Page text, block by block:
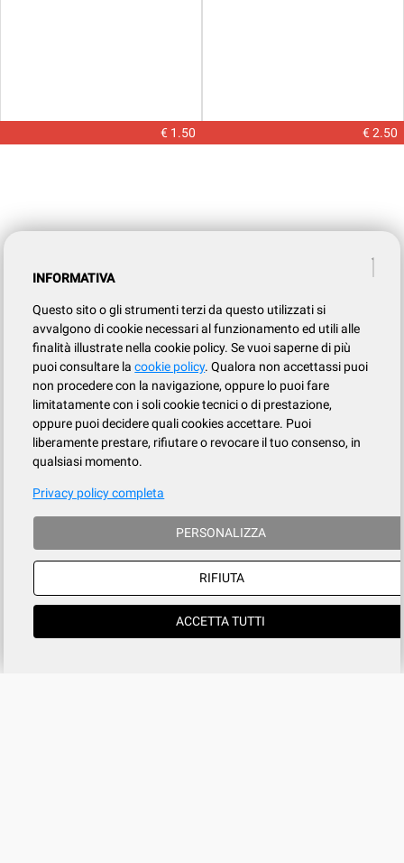
€ 1.50 € 2.50
INFORMATIVA
Questo sito o gli strumenti terzi da questo utilizzati si
avvalgono di cookie necessari al funzionamento ed utili alle
finalità illustrate nella cookie policy. Se vuoi saperne di più
puoi consultare lacookie policy. Qualora non accettassi puoi
non procedere con la navigazione, oppure lo puoi fare
limitatamente con i soli cookie tecnici o di prestazione,
oppure puoi decidere quali cookies accettare. Puoi
liberamente prestare, rifiutare o revocare il tuo consenso, in
qualsiasi momento.
Privacy policy completa
PERSONALIZZA
RIFIUTA
ACCETTA TUTTI